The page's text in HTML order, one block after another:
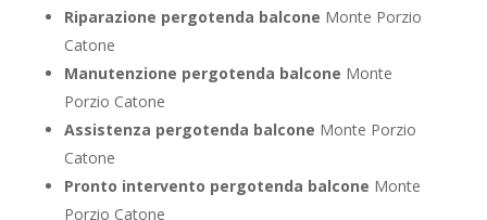
Riparazione pergotenda balcone Monte Porzio
Catone
Manutenzione pergotenda balcone Monte
Porzio Catone
Assistenza pergotenda balcone Monte Porzio
Catone
Pronto intervento pergotenda balcone Monte
Porzio Catone